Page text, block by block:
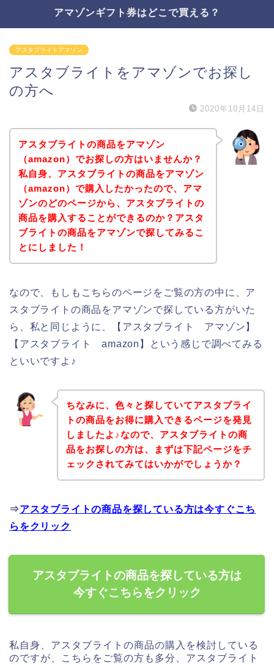
アマゾンギフト券はどこで買える？
アスタブライトアマゾン
アスタブライトをアマゾンでお探し
の方へ
2020年10月14日
アスタブライトの商品をアマゾン
（amazon）でお探しの方はいませんか？
私自身、アスタブライトの商品をアマゾン
（amazon）で購入したかったので、アマ
ゾンのどのページから、アスタブライトの
商品を購入することができるのか？アスタ
ブライトの商品をアマゾンで探してみるこ
とにしました！
なので、もしもこちらのページをご覧の方の中に、ア
スタブライトの商品をアマゾンで探している方がいた
ら、私と同じように、【アスタブライト アマゾン】
【アスタブライト amazon】という感じで調べてみる
といいですよ♪
ちなみに、色々と探していてアスタブライ
トの商品をお得に購入できるページを発見
しましたよ♪なので、アスタブライトの商
品をお探しの方は、まずは下記ページをチ
ェックされてみてはいかがでしょうか？
⇒アスタブライトの商品を探している方は今すぐこち
らをクリック
アスタブライトの商品を探している方は
今すぐこちらをクリック
私自身、アスタブライトの商品の購入を検討している
のですが、こちらをご覧の方も多分、アスタブライト